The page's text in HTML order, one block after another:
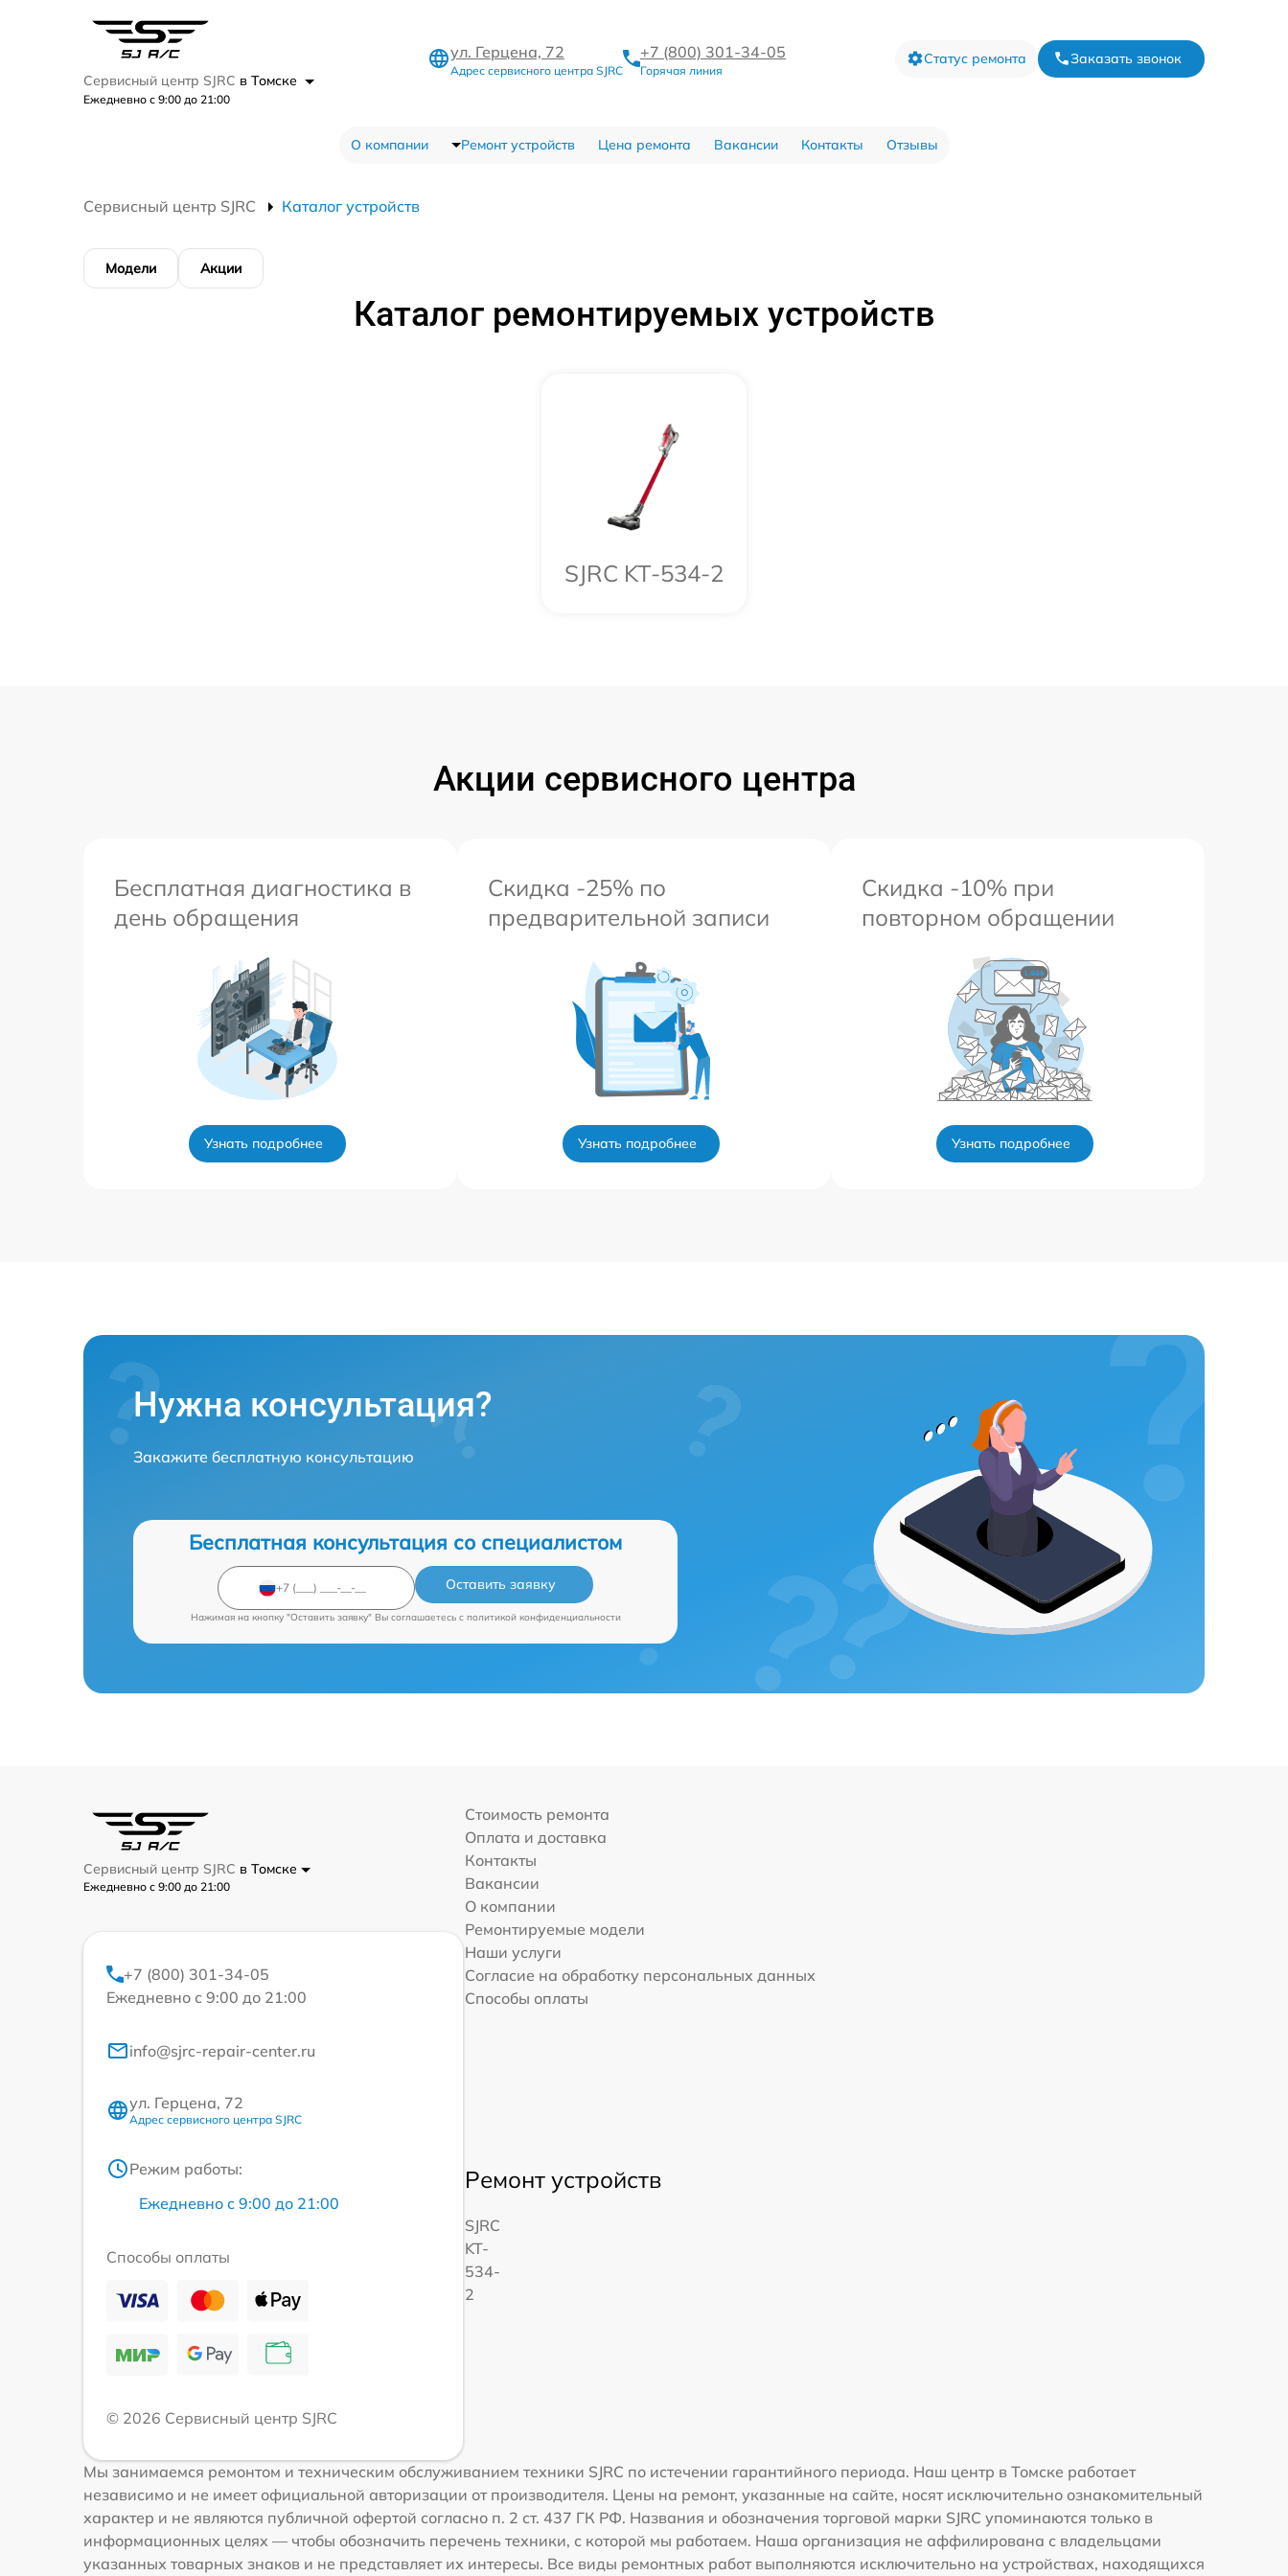
Сервисный центр SJRC в Томске
Ежедневно с 9:00 до 21:00
ул. Герцена, 72
Адрес сервисного центра SJRC
+7 (800) 301-34-05
Горячая линия
Статус ремонта Заказать звонок
О компании Ремонт устройств Цена ремонта Вакансии Контакты Отзывы
Сервисный центр SJRC Каталог устройств
Модели Акции
Каталог ремонтируемых устройств
SJRC KT-534-2
Акции сервисного центра
Бесплатная диагностика в
день обращения
Узнать подробнее
Скидка -25% по
предварительной записи
Узнать подробнее
Скидка -10% при
повторном обращении
Узнать подробнее
Нужна консультация?
Закажите бесплатную консультацию
Бесплатная консультация со специалистом
Оставить заявку
Нажимая на кнопку "Оставить заявку" Вы соглашаетесь c политикой конфиденциальности
Сервисный центр SJRC в Томске
Ежедневно с 9:00 до 21:00
+7 (800) 301-34-05
Ежедневно с 9:00 до 21:00
info@sjrc-repair-center.ru
ул. Герцена, 72
Адрес сервисного центра SJRC
Режим работы:
Ежедневно с 9:00 до 21:00
Способы оплаты
© 2026 Сервисный центр SJRC
Стоимость ремонта
Оплата и доставка
Контакты
Вакансии
О компании
Ремонтируемые модели
Наши услуги
Согласие на обработку персональных данных
Способы оплаты
Ремонт устройств
SJRC
KT-
534-
2
Мы занимаемся ремонтом и техническим обслуживанием техники SJRC по истечении гарантийного периода. Наш центр в Томске работает
независимо и не имеет официальной авторизации от производителя. Цены на ремонт, указанные на сайте, носят исключительно ознакомительный
характер и не являются публичной офертой согласно п. 2 ст. 437 ГК РФ. Названия и обозначения торговой марки SJRC упоминаются только в
информационных целях — чтобы обозначить перечень техники, с которой мы работаем. Наша организация не аффилирована с владельцами
указанных товарных знаков и не представляет их интересы. Все виды ремонтных работ выполняются исключительно на устройствах, находящихся